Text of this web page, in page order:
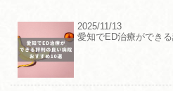
2025/11/13
愛知でED治療ができ